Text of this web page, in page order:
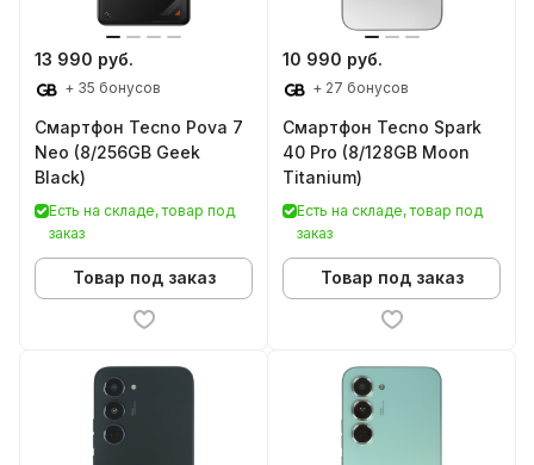
13 990 руб.
+ 35 бонусов
Смартфон Tecno Pova 7
Neo (8/256GB Geek
Black)
Есть на складе, товар под
заказ
Товар под заказ
10 990 руб.
+ 27 бонусов
Смартфон Tecno Spark
40 Pro (8/128GB Moon
Titanium)
Есть на складе, товар под
заказ
Товар под заказ